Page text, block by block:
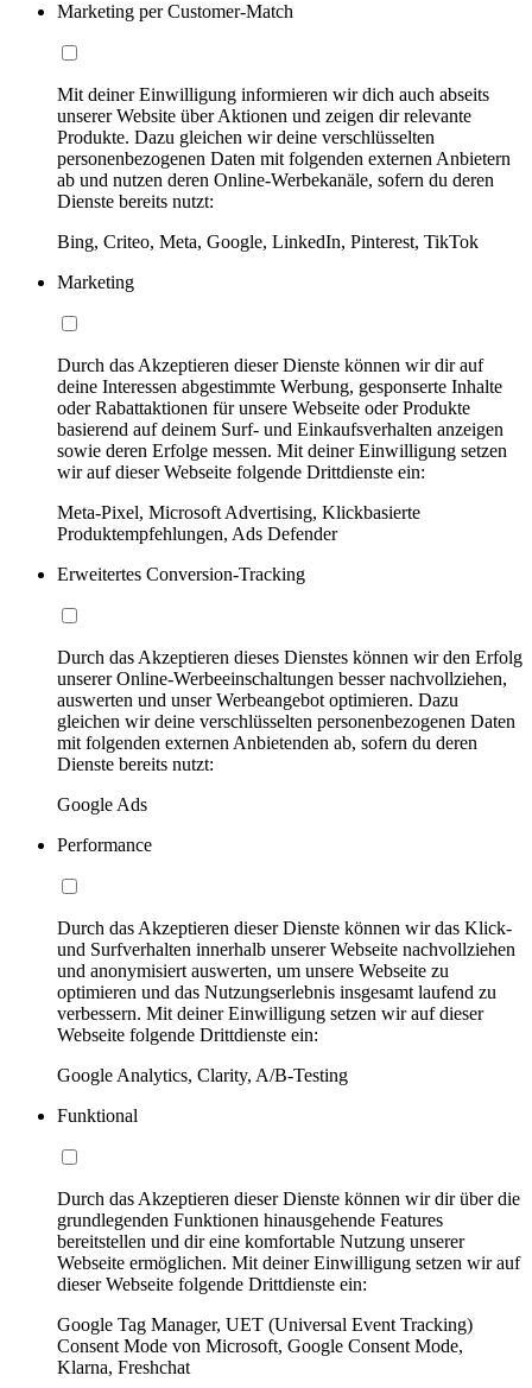
Marketing per Customer-Match
Mit deiner Einwilligung informieren wir dich auch abseits
unserer Website über Aktionen und zeigen dir relevante
Produkte. Dazu gleichen wir deine verschlüsselten
personenbezogenen Daten mit folgenden externen Anbietern
ab und nutzen deren Online-Werbekanäle, sofern du deren
Dienste bereits nutzt:
Bing, Criteo, Meta, Google, LinkedIn, Pinterest, TikTok
Marketing
Durch das Akzeptieren dieser Dienste können wir dir auf
deine Interessen abgestimmte Werbung, gesponserte Inhalte
oder Rabattaktionen für unsere Webseite oder Produkte
basierend auf deinem Surf- und Einkaufsverhalten anzeigen
sowie deren Erfolge messen. Mit deiner Einwilligung setzen
wir auf dieser Webseite folgende Drittdienste ein:
Meta-Pixel, Microsoft Advertising, Klickbasierte
Produktempfehlungen, Ads Defender
Erweitertes Conversion-Tracking
Durch das Akzeptieren dieses Dienstes können wir den Erfolg
unserer Online-Werbeeinschaltungen besser nachvollziehen,
auswerten und unser Werbeangebot optimieren. Dazu
gleichen wir deine verschlüsselten personenbezogenen Daten
mit folgenden externen Anbietenden ab, sofern du deren
Dienste bereits nutzt:
Google Ads
Performance
Durch das Akzeptieren dieser Dienste können wir das Klick-
und Surfverhalten innerhalb unserer Webseite nachvollziehen
und anonymisiert auswerten, um unsere Webseite zu
optimieren und das Nutzungserlebnis insgesamt laufend zu
verbessern. Mit deiner Einwilligung setzen wir auf dieser
Webseite folgende Drittdienste ein:
Google Analytics, Clarity, A/B-Testing
Funktional
Durch das Akzeptieren dieser Dienste können wir dir über die
grundlegenden Funktionen hinausgehende Features
bereitstellen und dir eine komfortable Nutzung unserer
Webseite ermöglichen. Mit deiner Einwilligung setzen wir auf
dieser Webseite folgende Drittdienste ein:
Google Tag Manager, UET (Universal Event Tracking)
Consent Mode von Microsoft, Google Consent Mode,
Klarna, Freshchat